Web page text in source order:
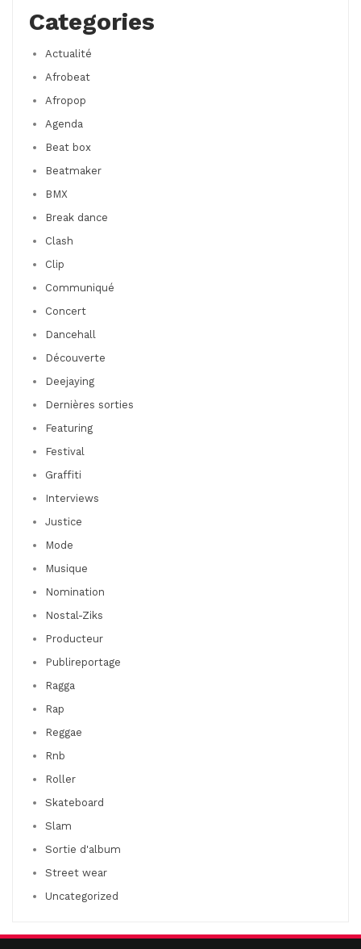
Categories
Actualité
Afrobeat
Afropop
Agenda
Beat box
Beatmaker
BMX
Break dance
Clash
Clip
Communiqué
Concert
Dancehall
Découverte
Deejaying
Dernières sorties
Featuring
Festival
Graffiti
Interviews
Justice
Mode
Musique
Nomination
Nostal-Ziks
Producteur
Publireportage
Ragga
Rap
Reggae
Rnb
Roller
Skateboard
Slam
Sortie d'album
Street wear
Uncategorized